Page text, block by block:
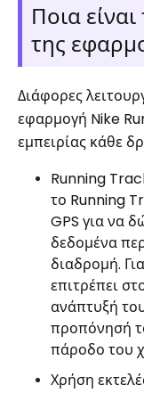
Ποια
της
Διάφορες
εφαρμογή Nike
εμπειρίας κάθε
Running
το Running
GPS για να
δεδομένα
διαδρομή.
επιτρέπει
ανάπτυξή
προπόνησή
πάροδο του
Χρήση